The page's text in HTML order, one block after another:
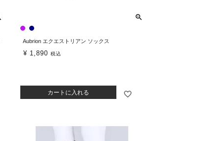
Aubrion エクエストリアン ソックス
¥ 1,890 税込
カートに入れる